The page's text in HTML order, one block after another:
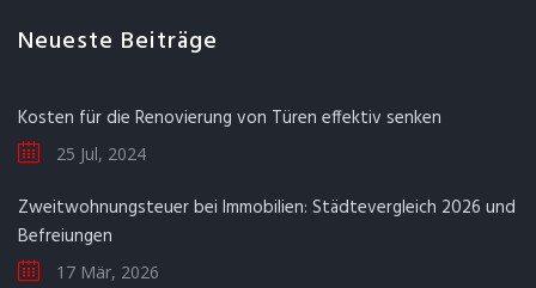
Neueste Beiträge
Kosten für die Renovierung von Türen effektiv senken
25 Jul, 2024
Zweitwohnungsteuer bei Immobilien: Städtevergleich 2026 und
Befreiungen
17 Mär, 2026